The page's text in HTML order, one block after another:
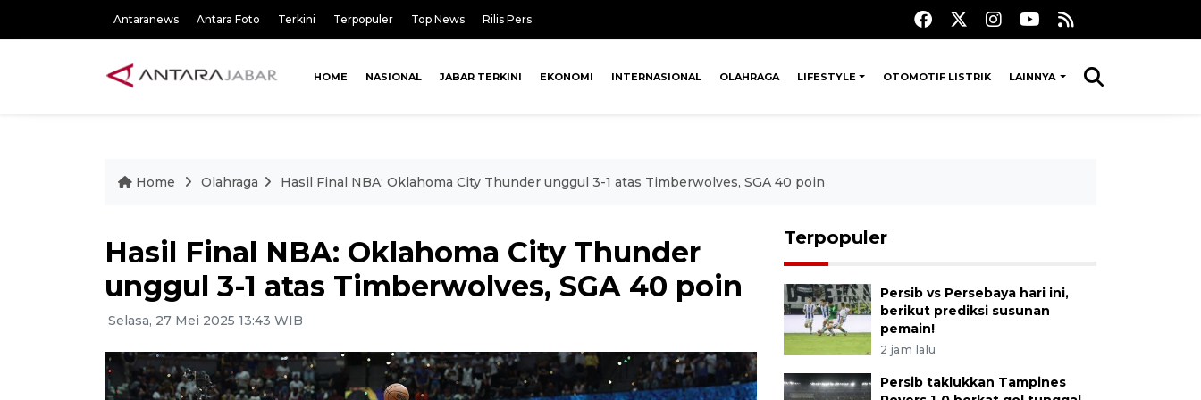
Antaranews Antara Foto Terkini Terpopuler Top News Rilis Pers
HOME NASIONAL JABAR TERKINI EKONOMI INTERNASIONAL OLAHRAGA LIFESTYLE OTOMOTIF LISTRIK LAINNYA
Home Olahraga Hasil Final NBA: Oklahoma City Thunder unggul 3-1 atas Timberwolves, SGA 40 poin
Hasil Final NBA: Oklahoma City Thunder
unggul 3-1 atas Timberwolves, SGA 40 poin
Selasa, 27 Mei 2025 13:43 WIB
Terpopuler
Persib vs Persebaya hari ini,
berikut prediksi susunan
pemain!
2 jam lalu
Persib taklukkan Tampines